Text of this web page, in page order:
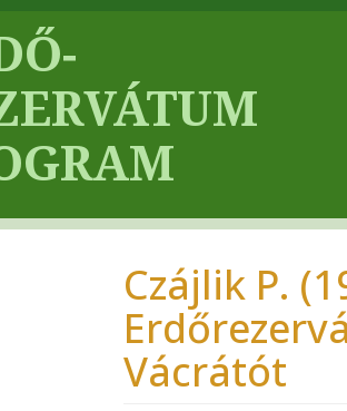
Czájlik P.
Vácrátót